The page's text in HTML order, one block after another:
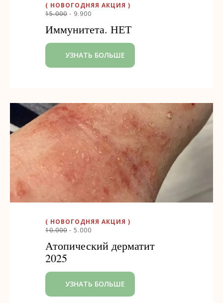
( НОВОГОДНЯЯ АКЦИЯ )
15.000 - 9.900
Иммунитета. НЕТ
УЗНАТЬ БОЛЬШЕ
( НОВОГОДНЯЯ АКЦИЯ )
10.000 - 5.000
Атопический дерматит
2025
УЗНАТЬ БОЛЬШЕ